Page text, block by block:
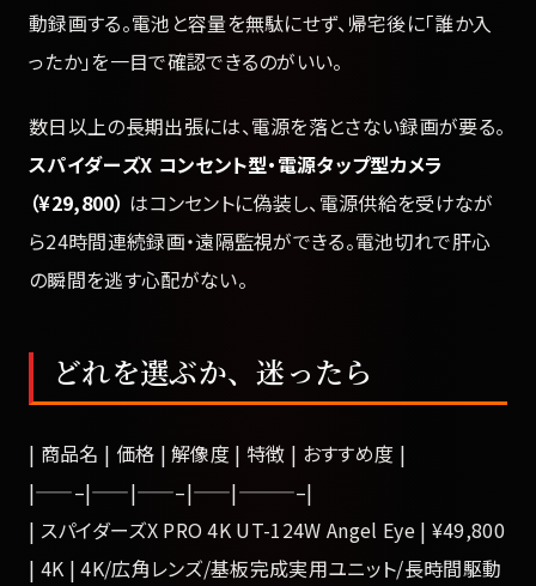
動録画する。電池と容量を無駄にせず、帰宅後に「誰か入
ったか」を一目で確認できるのがいい。
数日以上の長期出張には、電源を落とさない録画が要る。
スパイダーズX コンセント型・電源タップ型カメラ
（¥29,800） はコンセントに偽装し、電源供給を受けなが
ら24時間連続録画・遠隔監視ができる。電池切れで肝心
の瞬間を逃す心配がない。
どれを選ぶか、迷ったら
| 商品名 | 価格 | 解像度 | 特徴 | おすすめ度 |
|——–|——|——–|——|———–|
| スパイダーズX PRO 4K UT-124W Angel Eye | ¥49,800
| 4K | 4K/広角レンズ/基板完成実用ユニット/長時間駆動